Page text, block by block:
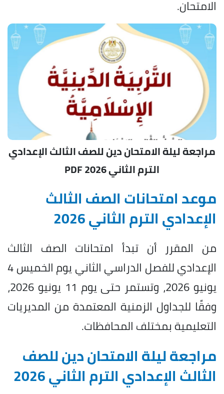
الامتحان.
مراجعة ليلة الامتحان دين للصف الثالث الإعدادي
الترم الثاني 2026 PDF
موعد امتحانات الصف الثالث
الإعدادي الترم الثاني 2026
من المقرر أن تبدأ امتحانات الصف الثالث
الإعدادي للفصل الدراسي الثاني يوم الخميس 4
يونيو 2026، وتستمر حتى يوم 11 يونيو 2026،
وفقًا للجداول الزمنية المعتمدة من المديريات
التعليمية بمختلف المحافظات.
مراجعة ليلة الامتحان دين للصف
الثالث الإعدادي الترم الثاني 2026